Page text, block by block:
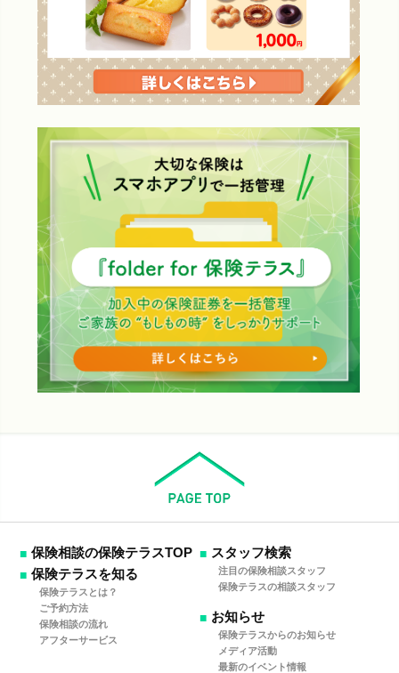
保険相談の保険テラスTOP
保険テラスを知る
保険テラスとは？
ご予約方法
保険相談の流れ
アフターサービス
スタッフ検索
注目の保険相談スタッフ
保険テラスの相談スタッフ
お知らせ
保険テラスからのお知らせ
メディア活動
最新のイベント情報